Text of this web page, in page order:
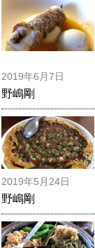
2019年6月7日
野嶋剛
2019年5月24日
野嶋剛